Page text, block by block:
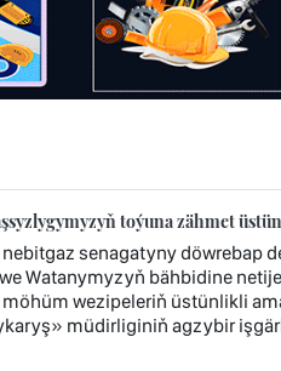
toýuna zähmet
senagatyny döwrebap
Watanymyzyň bähbidine
möhüm wezipeleriň üstünlikli
müdirliginiň agzybir